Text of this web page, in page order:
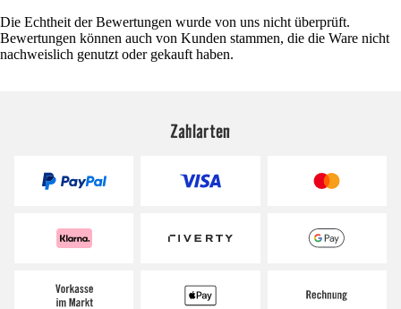
Die Echtheit der Bewertungen wurde von uns nicht überprüft.
Bewertungen können auch von Kunden stammen, die die Ware nicht
nachweislich genutzt oder gekauft haben.
Zahlarten